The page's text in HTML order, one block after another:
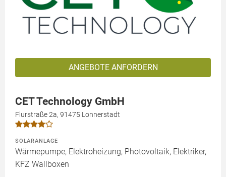
ANGEBOTE ANFORDERN
CET Technology GmbH
Flurstraße 2a, 91475 Lonnerstadt
SOLARANLAGE
Wärmepumpe, Elektroheizung, Photovoltaik, Elektriker,
KFZ Wallboxen